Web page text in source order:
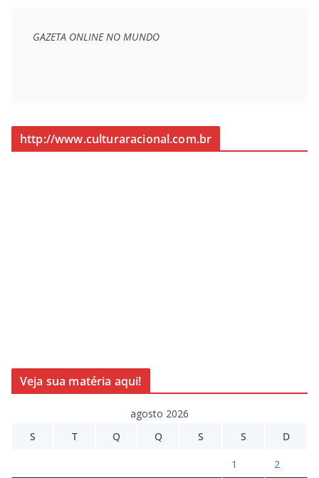
GAZETA ONLINE NO MUNDO
http://www.culturaracional.com.br
Veja sua matéria aqui!
agosto 2026
S
T Q Q S S D
1 2